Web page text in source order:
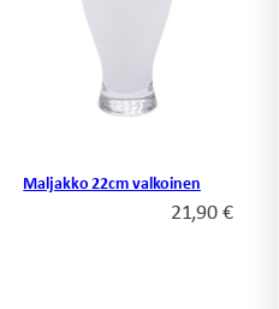
Maljakko 22cm valkoinen
21,90€